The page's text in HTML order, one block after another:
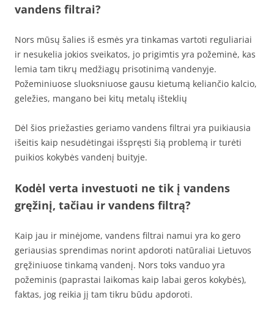
vandens filtrai?
Nors mūsų šalies iš esmės yra tinkamas vartoti reguliariai
ir nesukelia jokios sveikatos, jo prigimtis yra požeminė, kas
lemia tam tikrų medžiagų prisotinimą vandenyje.
Požeminiuose sluoksniuose gausu kietumą keliančio kalcio,
geležies, mangano bei kitų metalų išteklių
Dėl šios priežasties geriamo vandens filtrai yra puikiausia
išeitis kaip nesudėtingai išspręsti šią problemą ir turėti
puikios kokybės vandenį buityje.
Kodėl verta investuoti ne tik į vandens
gręžinį, tačiau ir vandens filtrą?
Kaip jau ir minėjome, vandens filtrai namui yra ko gero
geriausias sprendimas norint apdoroti natūraliai Lietuvos
gręžiniuose tinkamą vandenį. Nors toks vanduo yra
požeminis (paprastai laikomas kaip labai geros kokybės),
faktas, jog reikia jį tam tikru būdu apdoroti.